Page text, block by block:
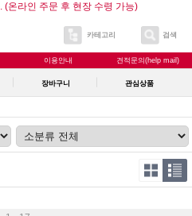
(온라인 주문 후 현장 수령 가능)
카테고리 검색
이용안내 견적문의(help mail)
장바구니 관심상품